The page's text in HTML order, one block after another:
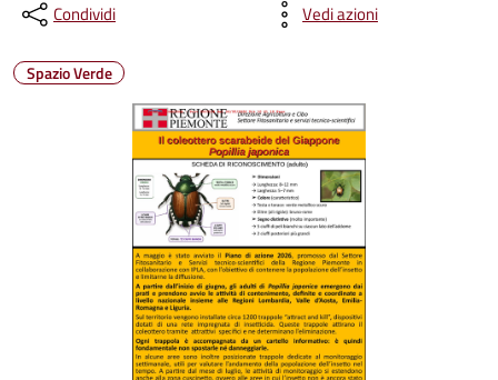
Condividi Vedi azioni
Spazio Verde